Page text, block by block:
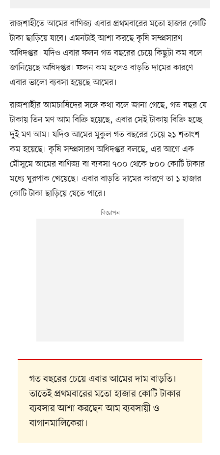
রাজশাহীতে আমের বাণিজ্য এবার প্রথমবারের মতো হাজার কোটি
টাকা ছাড়িয়ে যাবে। এমনটাই আশা করছে কৃষি সম্প্রসারণ
অধিদপ্তর। যদিও এবার ফলন গত বছরের চেয়ে কিছুটা কম বলে
জানিয়েছে অধিদপ্তর। ফলন কম হলেও বাড়তি দামের কারণে
এবার ভালো ব্যবসা হয়েছে আমের।
রাজশাহীর আমচাষিদের সঙ্গে কথা বলে জানা গেছে, গত বছর যে
টাকায় তিন মণ আম বিক্রি হয়েছে, এবার সেই টাকায় বিক্রি হচ্ছে
দুই মণ আম। যদিও আমের মুকুল গত বছরের চেয়ে ২১ শতাংশ
কম হয়েছে। কৃষি সম্প্রসারণ অধিদপ্তর বলছে, এর আগে এক
মৌসুমে আমের বাণিজ্য বা ব্যবসা ৭০০ থেকে ৮০০ কোটি টাকার
মধ্যে ঘুরপাক খেয়েছে। এবার বাড়তি দামের কারণে তা ১ হাজার
কোটি টাকা ছাড়িয়ে যেতে পারে।
গত বছরের চেয়ে এবার আমের দাম বাড়তি।
তাতেই প্রথমবারের মতো হাজার কোটি টাকার
ব্যবসার আশা করছেন আম ব্যবসায়ী ও
বাগানমালিকেরা।